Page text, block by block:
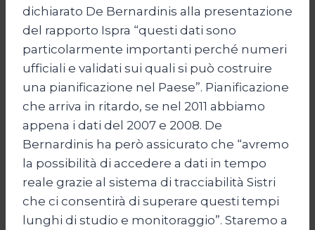
dichiarato De Bernardinis alla presentazione
del rapporto Ispra “questi dati sono
particolarmente importanti perché numeri
ufficiali e validati sui quali si può costruire
una pianificazione nel Paese”. Pianificazione
che arriva in ritardo, se nel 2011 abbiamo
appena i dati del 2007 e 2008. De
Bernardinis ha però assicurato che “avremo
la possibilità di accedere a dati in tempo
reale grazie al sistema di tracciabilità Sistri
che ci consentirà di superare questi tempi
lunghi di studio e monitoraggio”. Staremo a